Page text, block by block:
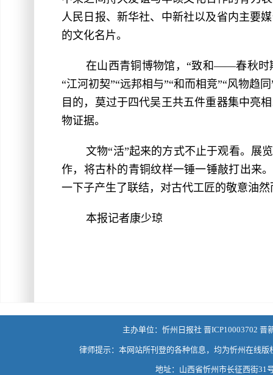
人民日报、新华社、中新社以及省内主要
的文化名片。
在山西青铜博物馆，“致和——春秋时
“江河初契”“远邦相与”“和而相竞”“风物趋
目的，莫过于四代吴王共五件重器集中亮
物证据。
文物“活”起来的方式不止于观看。展
作，将古朴的青铜纹样一锤一锤敲打出来
一下子产生了联结，对古代工匠的敬意油
本报记者康少琼
主办单位：忻州日报社 晋ICP10003702 晋
律师提示：本网站所刊登的各种信息，均为忻州在线
地址：山西省忻州市长征西街31